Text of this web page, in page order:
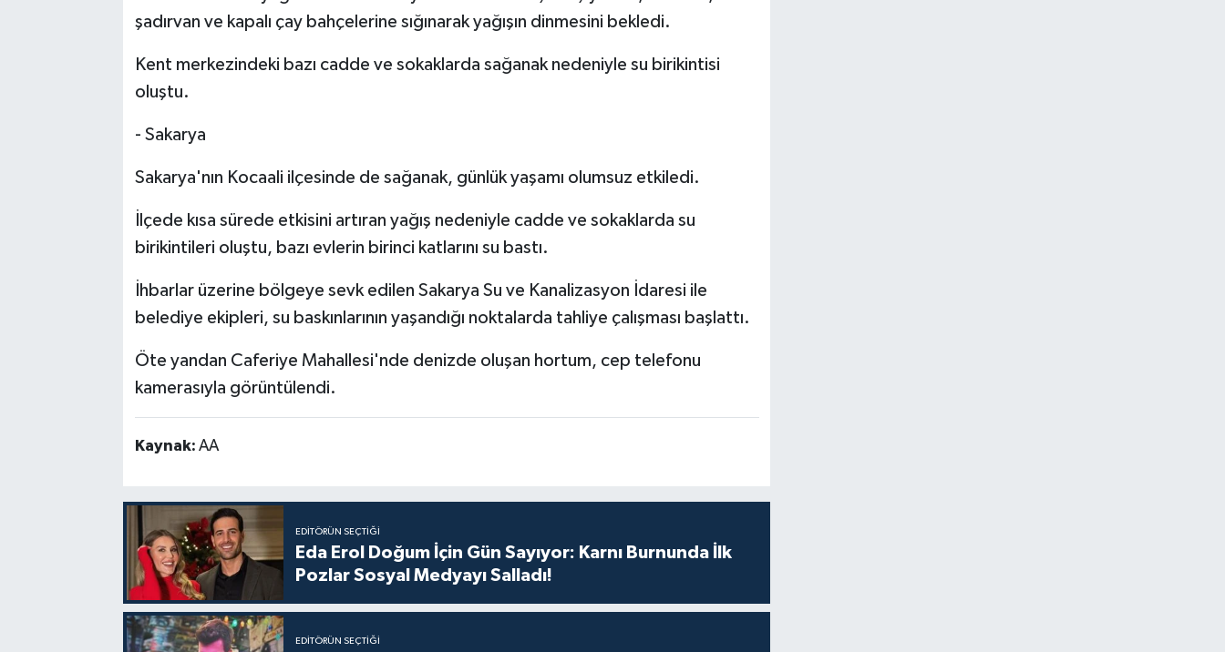
şadırvan ve kapalı çay bahçelerine sığınarak yağışın dinmesini bekledi.
Kent merkezindeki bazı cadde ve sokaklarda sağanak nedeniyle su birikintisi
oluştu.
- Sakarya
Sakarya'nın Kocaali ilçesinde de sağanak, günlük yaşamı olumsuz etkiledi.
İlçede kısa sürede etkisini artıran yağış nedeniyle cadde ve sokaklarda su
birikintileri oluştu, bazı evlerin birinci katlarını su bastı.
İhbarlar üzerine bölgeye sevk edilen Sakarya Su ve Kanalizasyon İdaresi ile
belediye ekipleri, su baskınlarının yaşandığı noktalarda tahliye çalışması başlattı.
Öte yandan Caferiye Mahallesi'nde denizde oluşan hortum, cep telefonu
kamerasıyla görüntülendi.
Kaynak: AA
EDITÖRÜN SEÇTIĞI
Eda Erol Doğum İçin Gün Sayıyor: Karnı Burnunda İlk
Pozlar Sosyal Medyayı Salladı!
EDITÖRÜN SEÇTIĞI